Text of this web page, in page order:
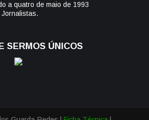
a quatro de maio de 1993
SERMOS ÚNICOS